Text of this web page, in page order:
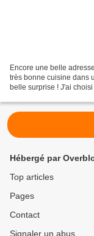
Encore une belle
très bonne cuisine dans
belle surprise ! J'ai
Hébergé par
Top articles
Pages
Contact
Signaler un abus